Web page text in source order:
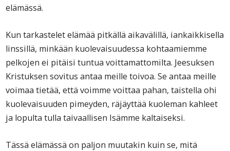
elämässä.
Kun tarkastelet elämää pitkällä aikavälillä, iankaikkisella
linssillä, minkään kuolevaisuudessa kohtaamiemme
pelkojen ei pitäisi tuntua voittamattomilta. Jeesuksen
Kristuksen sovitus antaa meille toivoa. Se antaa meille
voimaa tietää, että voimme voittaa pahan, taistella ohi
kuolevaisuuden pimeyden, räjäyttää kuoleman kahleet
ja lopulta tulla taivaallisen Isämme kaltaiseksi.
Tässä elämässä on paljon muutakin kuin se, mitä